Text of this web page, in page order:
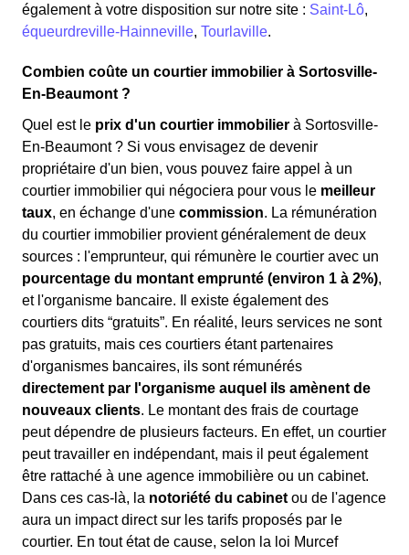
également à votre disposition sur notre site : Saint-Lô,
équeurdreville-Hainneville, Tourlaville.
Combien coûte un courtier immobilier à Sortosville-
En-Beaumont ?
Quel est le prix d'un courtier immobilier à Sortosville-
En-Beaumont ? Si vous envisagez de devenir
propriétaire d'un bien, vous pouvez faire appel à un
courtier immobilier qui négociera pour vous le meilleur
taux, en échange d'une commission. La rémunération
du courtier immobilier provient généralement de deux
sources : l'emprunteur, qui rémunère le courtier avec un
pourcentage du montant emprunté (environ 1 à 2%),
et l'organisme bancaire. Il existe également des
courtiers dits “gratuits”. En réalité, leurs services ne sont
pas gratuits, mais ces courtiers étant partenaires
d'organismes bancaires, ils sont rémunérés
directement par l'organisme auquel ils amènent de
nouveaux clients. Le montant des frais de courtage
peut dépendre de plusieurs facteurs. En effet, un courtier
peut travailler en indépendant, mais il peut également
être rattaché à une agence immobilière ou un cabinet.
Dans ces cas-là, la notoriété du cabinet ou de l'agence
aura un impact direct sur les tarifs proposés par le
courtier. En tout état de cause, selon la loi Murcef